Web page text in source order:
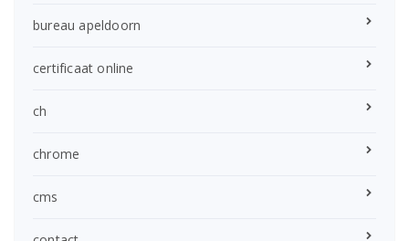
bureau apeldoorn
certificaat online
ch
chrome
cms